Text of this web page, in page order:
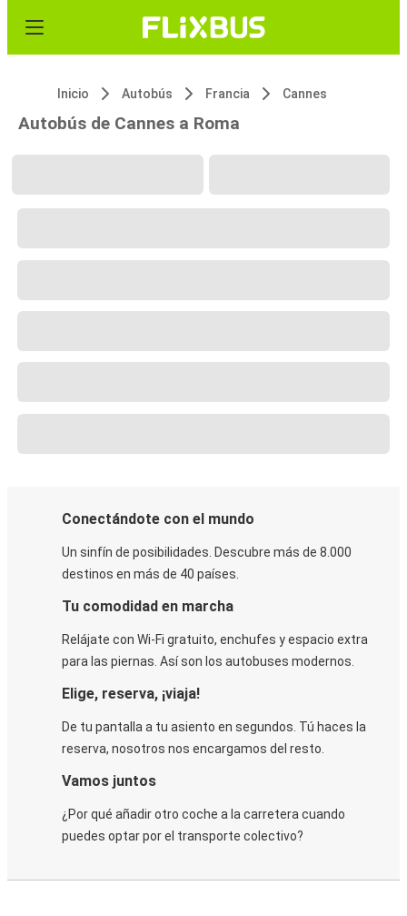
Inicio Autobús Francia Cannes
Autobús de Cannes a Roma
Conectándote con el mundo
Un sinfín de posibilidades. Descubre más de 8.000
destinos en más de 40 países.
Tu comodidad en marcha
Relájate con Wi-Fi gratuito, enchufes y espacio extra
para las piernas. Así son los autobuses modernos.
Elige, reserva, ¡viaja!
De tu pantalla a tu asiento en segundos. Tú haces la
reserva, nosotros nos encargamos del resto.
Vamos juntos
¿Por qué añadir otro coche a la carretera cuando
puedes optar por el transporte colectivo?